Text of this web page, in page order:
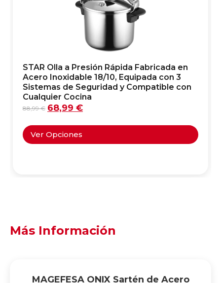
STAR Olla a Presión Rápida Fabricada en
Acero Inoxidable 18/10, Equipada con 3
Sistemas de Seguridad y Compatible con
Cualquier Cocina
88,99€ 68,99 €
Ver Opciones
Más Información
MAGEFESA ONIX Sartén de Acero